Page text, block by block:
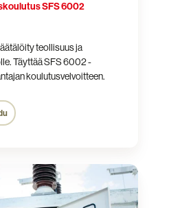
SFS 6002
teollisuus ja
Täyttää SFS 6002 -
koulutusvelvoitteen.